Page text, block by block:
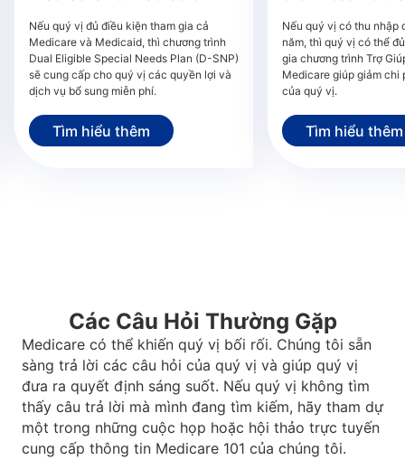
Nếu quý vị đủ điều kiện tham gia cả
Medicare và Medicaid, thì chương trình
Dual Eligible Special Needs Plan (D-SNP)
sẽ cung cấp cho quý vị các quyền lợi và
dịch vụ bổ sung miễn phí.
Tìm hiểu thêm
Nếu quý vị có thu nhập
năm, thì quý vị có thể
gia chương trình Trợ
Medicare giúp giảm chi
của quý vị.
Tìm hiểu thêm
Các Câu Hỏi Thường Gặp
Medicare có thể khiến quý vị bối rối. Chúng tôi sẵn
sàng trả lời các câu hỏi của quý vị và giúp quý vị
đưa ra quyết định sáng suốt. Nếu quý vị không tìm
thấy câu trả lời mà mình đang tìm kiếm, hãy tham dự
một trong những cuộc họp hoặc hội thảo trực tuyến
cung cấp thông tin Medicare 101 của chúng tôi.